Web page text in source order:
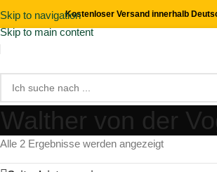
Skip to navigation
Skip to main content
Kostenloser Versand innerhalb
Walther von der
Alle 2 Ergebnisse werden angezeigt